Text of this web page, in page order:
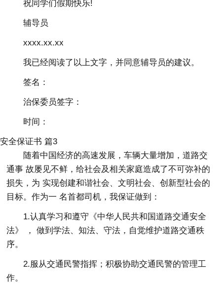
祝同学们假期快乐!
辅导员
xxxx.xx.xx
我已经阅读了以上文字，并同意辅导员的建议。
签名：
治保委员签字：
时间：
安全保证书 篇3
随着中国经济的高速发展，车辆大量增加，道路交
通事 故屡见不鲜，给社会及相关家庭造成了不可弥补的
损失，为 实现创建和谐社会、文明社会、创新型社会的
目标。作为一 名首都司机，我保证做到：
1.认真学习和遵守《中华人民共和国道路交通安全
法》 ， 做到学法、知法、守法，自觉维护道路交通秩
序。
2.服从交通民警指挥；积极协助交通民警的管理工
作。